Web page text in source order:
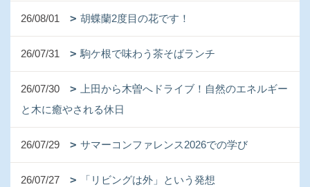
26/08/01 胡蝶蘭2度目の花です！
26/07/31 駒ケ根で味わう茶そばランチ
26/07/30
上田から木曽へドライブ！自然のエネルギー
と木に癒やされる休日
26/07/29 サマーコンファレンス2026での学び
26/07/27 「リビングは外」という発想